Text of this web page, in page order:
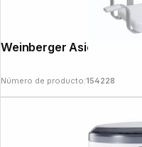
Número de producto:154228